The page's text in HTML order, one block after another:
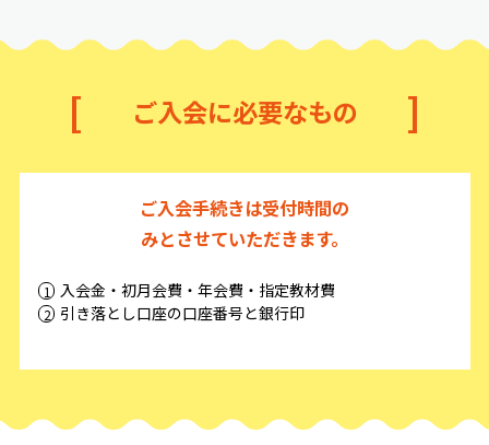
ご入会に必要なもの
ご入会手続きは受付時間の
みとさせていただきます。
入会金・初月会費・年会費・指定教材費
引き落とし口座の口座番号と銀行印